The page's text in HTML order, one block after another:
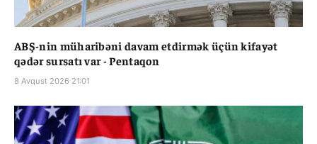
ABŞ-nin müharibəni davam etdirmək üçün kifayət
qədər sursatı var - Pentaqon
8 Avqust 2026 21:01